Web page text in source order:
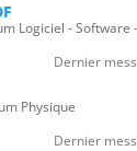
Logiciel - Software
Dernier
Physique
Dernier